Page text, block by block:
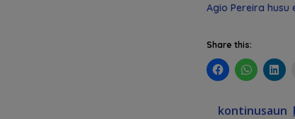
Agio Pereira
Share this:
kontinusaun